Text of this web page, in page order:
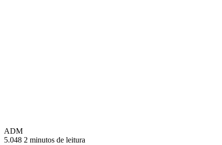
ADM
5.048 2 minutos de leitura